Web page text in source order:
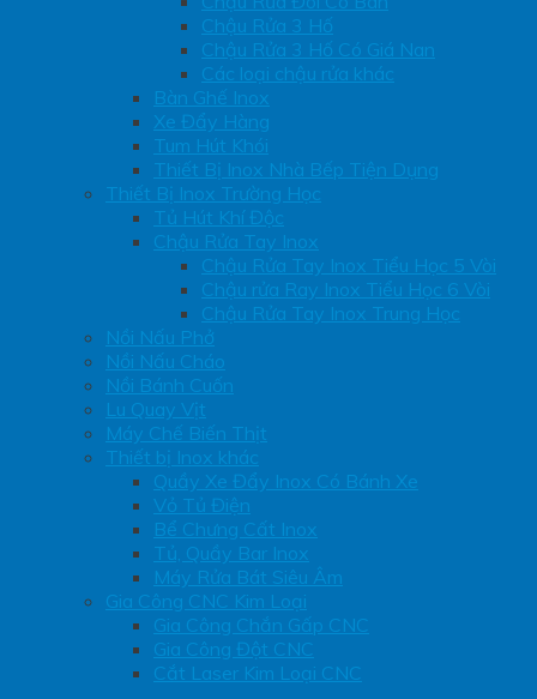
Chậu Rửa 3 Hố
Chậu Rửa 3 Hố Có Giá Nan
Các loại chậu rửa khác
Bàn Ghế Inox
Xe Đẩy Hàng
Tum Hút Khói
Thiết Bị Inox Nhà Bếp Tiện Dụng
Thiết Bị Inox Trường Học
Tủ Hút Khí Độc
Chậu Rửa Tay Inox
Chậu Rửa Tay Inox Tiểu Học 5 Vòi
Chậu rửa Ray Inox Tiểu Học 6 Vòi
Chậu Rửa Tay Inox Trung Học
Nồi Nấu Phở
Nồi Nấu Cháo
Nồi Bánh Cuốn
Lu Quay Vịt
Máy Chế Biến Thịt
Thiết bị Inox khác
Quầy Xe Đẩy Inox Có Bánh Xe
Vỏ Tủ Điện
Bể Chưng Cất Inox
Tủ, Quầy Bar Inox
Máy Rửa Bát Siêu Âm
Gia Công CNC Kim Loại
Gia Công Chắn Gấp CNC
Gia Công Đột CNC
Cắt Laser Kim Loại CNC